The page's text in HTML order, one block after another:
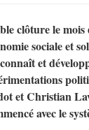
clôture le
sociale et
et
et Christian
avec le